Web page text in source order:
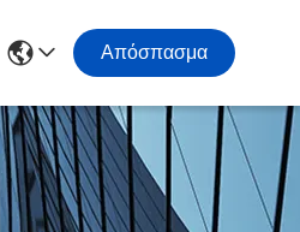
Απόσπασμα